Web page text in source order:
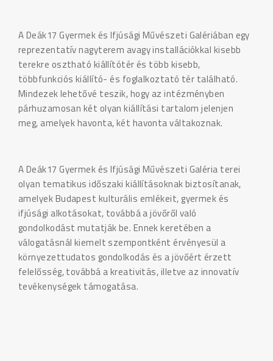
A Deák17 Gyermek és Ifjúsági Művészeti Galériában egy
reprezentatív nagyterem avagy installációkkal kisebb
terekre osztható kiállítótér és több kisebb,
többfunkciós kiállító- és foglalkoztató tér található.
Mindezek lehetővé teszik, hogy az intézményben
párhuzamosan két olyan kiállítási tartalom jelenjen
meg, amelyek havonta, két havonta váltakoznak.
A Deák17 Gyermek és Ifjúsági Művészeti Galéria terei
olyan tematikus időszaki kiállításoknak biztosítanak,
amelyek Budapest kulturális emlékeit, gyermek és
ifjúsági alkotásokat, továbbá a jövőről való
gondolkodást mutatják be. Ennek keretében a
válogatásnál kiemelt szempontként érvényesül a
környezettudatos gondolkodás és a jövőért érzett
felelősség, továbbá a kreativitás, illetve az innovatív
tevékenységek támogatása.